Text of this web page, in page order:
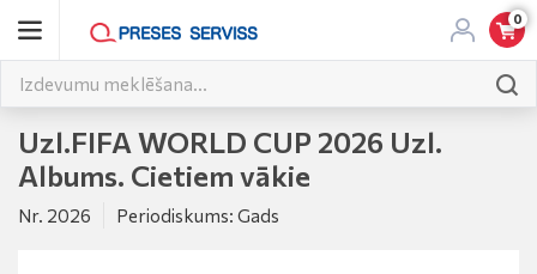
0
Uzl.FIFA WORLD CUP 2026 Uzl.
Albums. Cietiem vākie
Nr. 2026 Periodiskums: Gads